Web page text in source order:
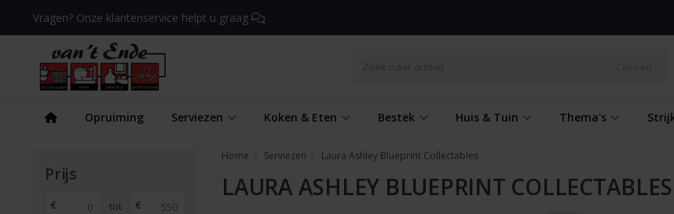
Vragen? Onze klantenservice helpt u graag
Opruiming Serviezen Koken & Eten Bestek Huis & Tuin Thema's
Prijs
€ tot €
Home Serviezen Laura Ashley Blueprint Collectables
LAURA ASHLEY BLUEPRINT COLLECTABLES